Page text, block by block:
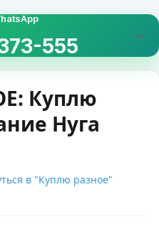
555
Куплю
Нуга
в "Куплю разное"